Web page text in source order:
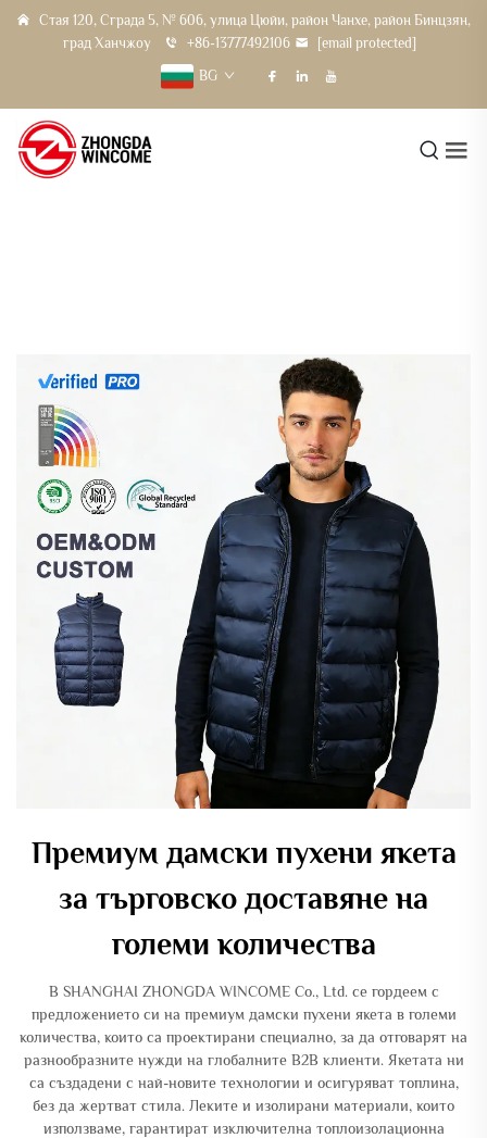
Стая 120, Сграда 5, № 606, улица Цюйи, район Чанхе, район Бинцзян,
град Ханчжоу
+86-13777492106
[email protected]
BG
Премиум дамски пухени якета
за търговско доставяне на
големи количества
В SHANGHAI ZHONGDA WINCOME Co., Ltd. се гордеем с
предложението си на премиум дамски пухени якета в големи
количества, които са проектирани специално, за да отговарят на
разнообразните нужди на глобалните B2B клиенти. Якетата ни
са създадени с най-новите технологии и осигуряват топлина,
без да жертват стила. Леките и изолирани материали, които
използваме, гарантират изключителна топлоизолационна